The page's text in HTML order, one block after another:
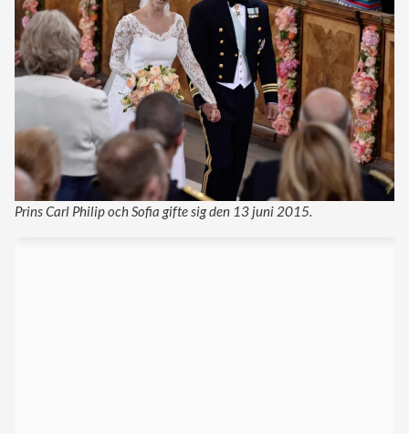
Prins Carl Philip och Sofia gifte sig den 13 juni 2015.